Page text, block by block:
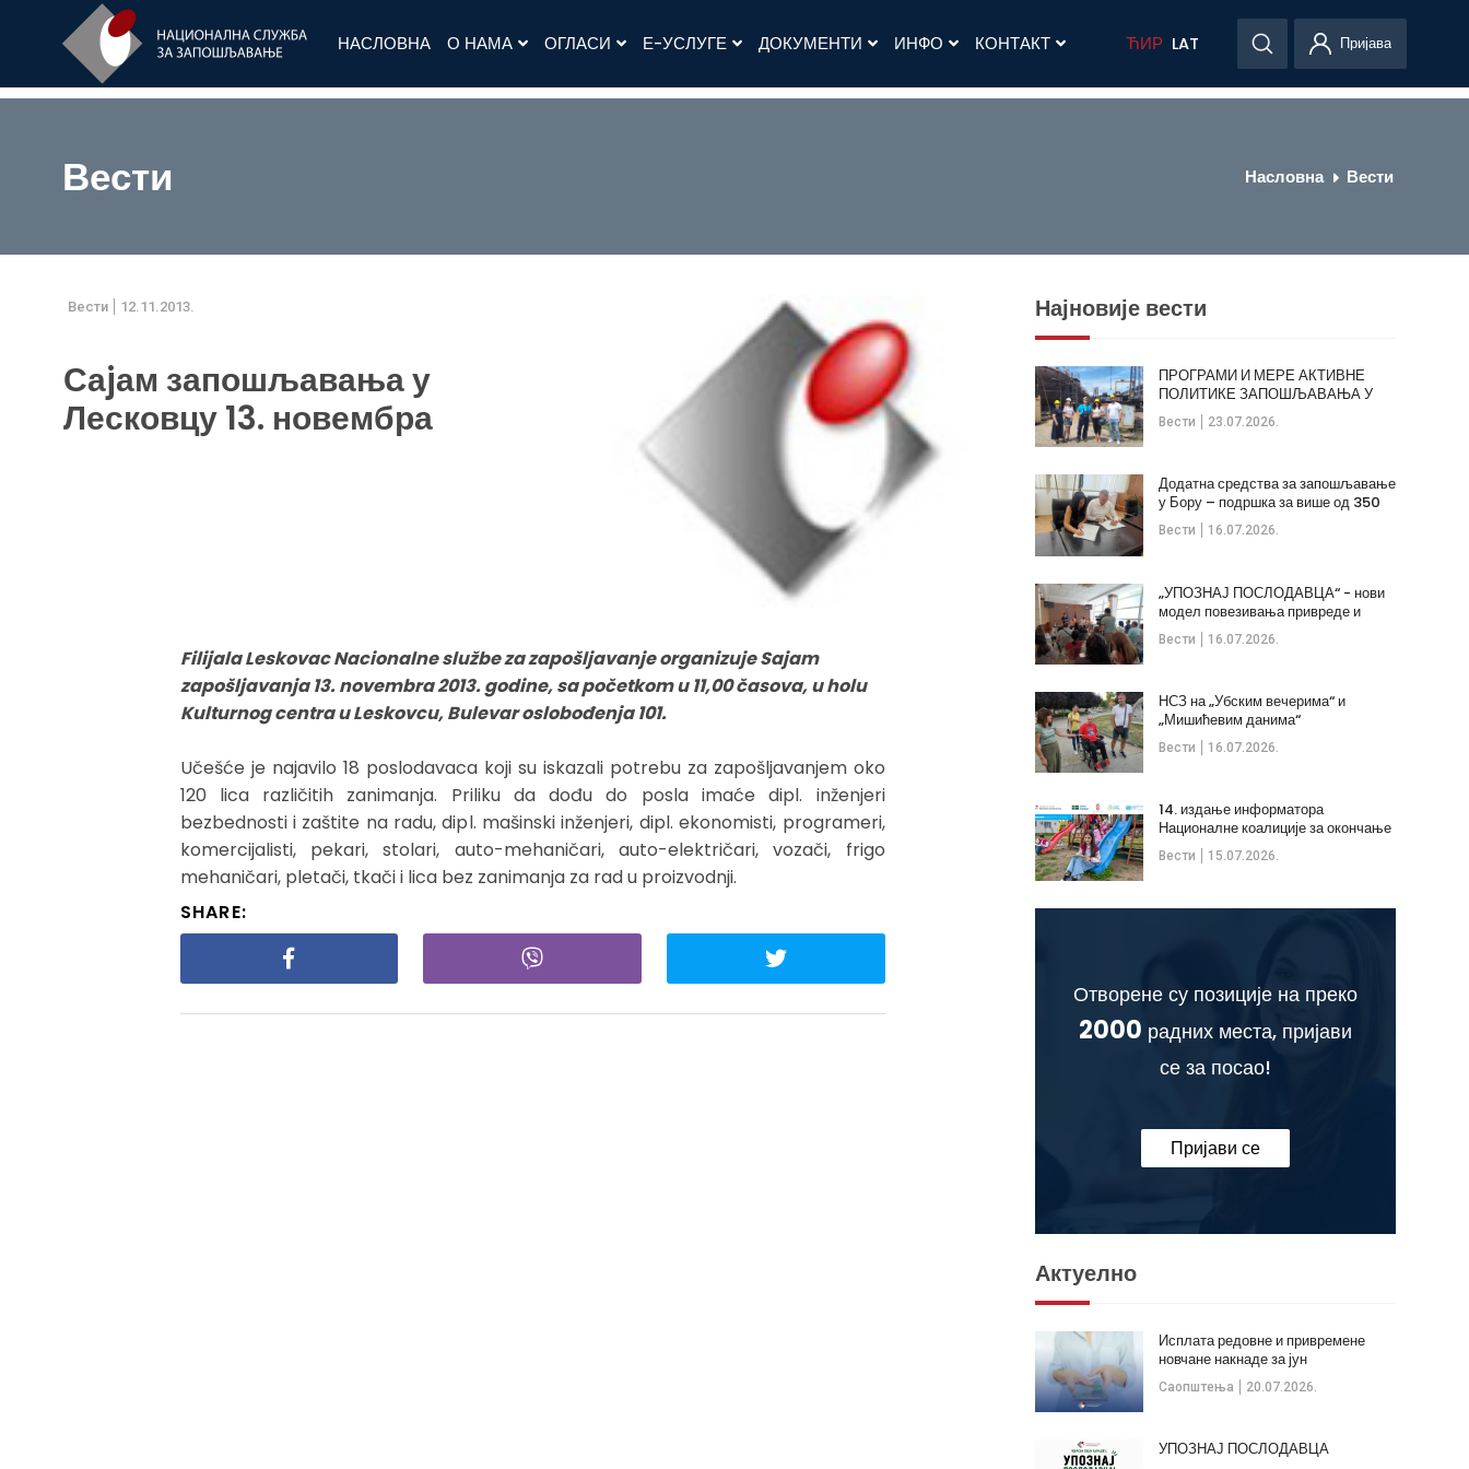
НАСЛОВНА О НАМА ОГЛАСИ Е-УСЛУГЕ ДОКУМЕНТИ ИНФО КОНТАКТ ЋИР LAT Пријава
Вести Насловна Вести
Вести 12.11.2013.
Саjам запошљавања у
Лесковцу 13. новембра
Filijala Leskovac Nacionalne službe za zapošljavanje organizuje Sajam
zapošljavanja 13. novembra 2013. godine, sa početkom u 11,00 časova, u holu
Kulturnog centra u Leskovcu, Bulevar oslobođenja 101.
Učešće je najavilo 18 poslodavaca koji su iskazali potrebu za zapošljavanjem oko
120 lica različitih zanimanja. Priliku da dođu do posla imaće dipl. inženjeri
bezbednosti i zaštite na radu, dipl. mašinski inženjeri, dipl. ekonomisti, programeri,
komercijalisti, pekari, stolari, auto-mehaničari, auto-električari, vozači, frigo
mehaničari, pletači, tkači i lica bez zanimanja za rad u proizvodnji.
SHARE:
Најновије вести
Вести 23.07.2026.
ПРОГРАМИ И МЕРЕ АКТИВНЕ
ПОЛИТИКЕ ЗАПОШЉАВАЊА У
ОПШТИНИ КЛАДОВО
Вести 16.07.2026.
Додатна средства за запошљавање
у Бору – подршка за више од 350
незапослених
Вести 16.07.2026.
„УПОЗНАЈ ПОСЛОДАВЦА“ - нови
модел повезивања привреде и
стручних кадрова
Вести 16.07.2026.
НСЗ на „Убским вечерима“ и
„Мишићевим данима“
Вести 15.07.2026.
14. издање информатора
Националне коалиције за окончање
дечијих бракова
Отворене су позиције на преко
2000 радних места, пријави
се за посао!
Пријави се
Актуелно
Саопштења 20.07.2026.
Исплата редовне и привремене
новчане накнаде за јун
УПОЗНАЈ ПОСЛОДАВЦА